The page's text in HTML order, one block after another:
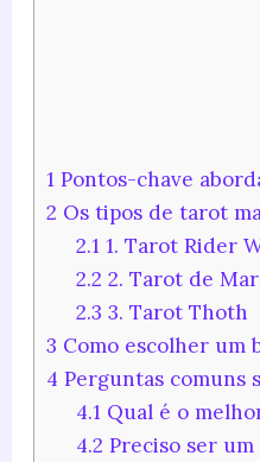
1Pontos-chave
2 Os tipos de tarot
2.1 1. Tarot Rider
2.2 2. Tarot de
2.3 3. Tarot Thoth
3 Como escolher um
4 Perguntas comuns
4.1 Qual é o
4.2 Preciso ser